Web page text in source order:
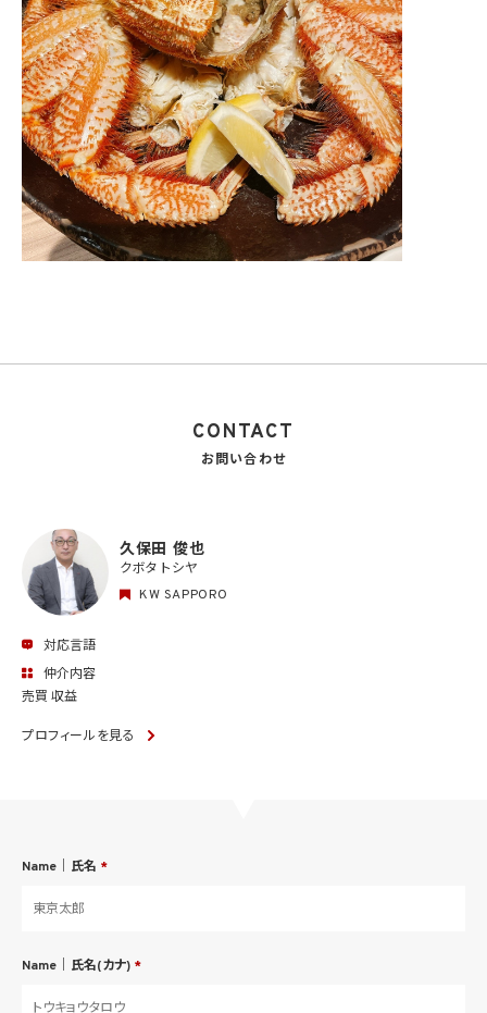
CONTACT
お問い合わせ
久保田 俊也
クボタ トシヤ
KW SAPPORO
対応言語
仲介内容
売買 収益
プロフィールを見る
Name｜氏名 *
Name｜氏名(カナ) *